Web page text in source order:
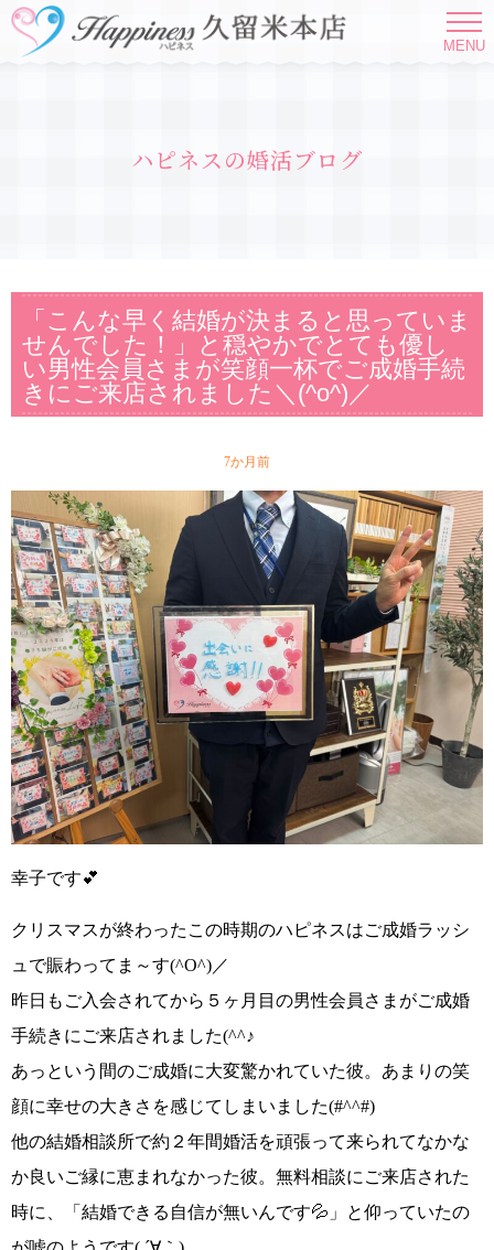
MENU
ハピネスの婚活ブログ
「こんな早く結婚が決まると思っていま
せんでした！」と穏やかでとても優し
い男性会員さまが笑顔一杯でご成婚手続
きにご来店されました＼(^o^)／
7か月前
幸子です💕
クリスマスが終わったこの時期のハピネスはご成婚ラッシ
ュで賑わってま～す(^O^)／
昨日も ご入会されてから５ヶ月目の男性会員さまがご成婚
手続きに ご来店されました(^^♪
あっという間のご成婚に大変驚かれていた彼。あまりの笑
顔に幸せの大きさを感じてしまいました(#^^#)
他の結婚相談所で約２年間婚活を頑張って来られてなかな
か良いご縁に恵まれなかった彼。無料相談にご来店された
時に、
「結婚できる自信が無いんです💦」
と仰っていたの